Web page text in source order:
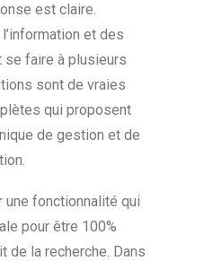
est claire.
et des
faire à plusieurs
sont de vraies
qui proposent
de gestion et de
une fonctionnalité qui
pour être 100%
de la recherche. Dans